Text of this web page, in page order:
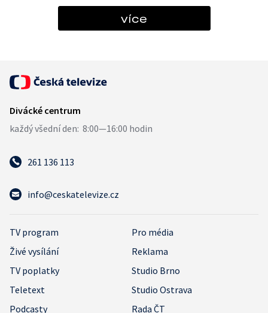
více
261 136 113
info@ceskatelevize.cz
TV program
Pro média
Živé vysílání
Reklama
TV poplatky
Studio Brno
Teletext
Studio Ostrava
Podcasty
Rada ČT